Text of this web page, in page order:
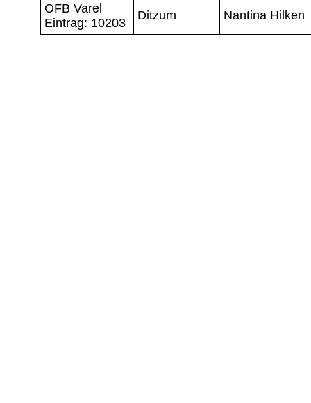
OFB Varel
Eintrag: 10203
Ditzum Nantina Hilken